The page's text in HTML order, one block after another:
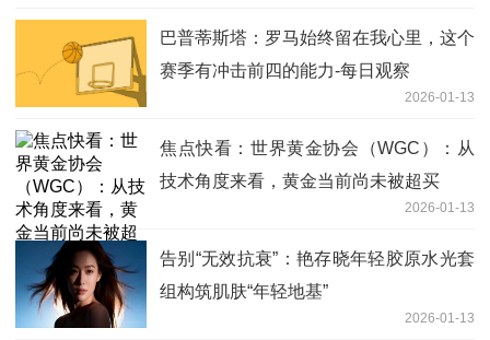
巴普蒂斯塔：罗马始终留在我心里，这个
赛季有冲击前四的能力-每日观察
2026-01-13
焦点快看：世界黄金协会（WGC）：从
技术角度来看，黄金当前尚未被超买
2026-01-13
告别“无效抗衰”：艳存晓年轻胶原水光套
组构筑肌肤“年轻地基”
2026-01-13